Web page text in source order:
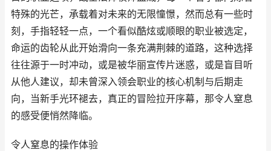
特殊的光芒，承载着对未来的无限憧憬，然而总有一些时
刻，手指轻轻一点，一个看似酷炫或顺眼的职业被选定，
命运的齿轮从此开始滑向一条充满荆棘的道路，这种选择
往往源于一时冲动，或是被华丽宣传片迷惑，或是盲目听
从他人建议，却未曾深入领会职业的核心机制与后期走
向，当新手光环褪去，真正的冒险拉开序幕，那令人窒息
的感受便悄然降临。
令人窒息的操作体验